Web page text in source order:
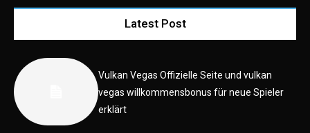
Latest Post
Vulkan Vegas Offizielle Seite und vulkan
vegas willkommensbonus für neue Spieler
erklärt